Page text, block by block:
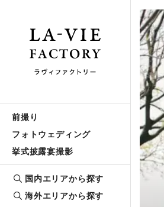
前撮り
フォトウェディング
挙式披露宴撮影
国内エリアから探す
海外エリアから探す